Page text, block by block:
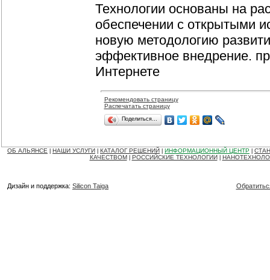
Технологии основаны на
обеспечении с открытыми
новую методологию
эффективное внедрение.
Интернете
Рекомендовать страницу
Распечатать страницу
Поделиться…
ОБ АЛЬЯНСЕ НАШИ УСЛУГИ КАТАЛОГ РЕШЕНИЙ ИНФОРМАЦИОННЫЙ ЦЕНТР
КАЧЕСТВОМ
РОССИЙСКИЕ ТЕХНОЛОГИИ
Дизайн и поддержка: Silicon Taiga